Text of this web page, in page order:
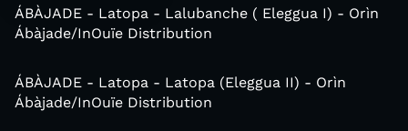
ÁBÀJADE - Latopa - Lalubanche ( Eleggua I) - Orìn
Ábàjade/InOuïe Distribution
ÁBÀJADE - Latopa - Latopa (Eleggua II) - Orìn
Ábàjade/InOuïe Distribution